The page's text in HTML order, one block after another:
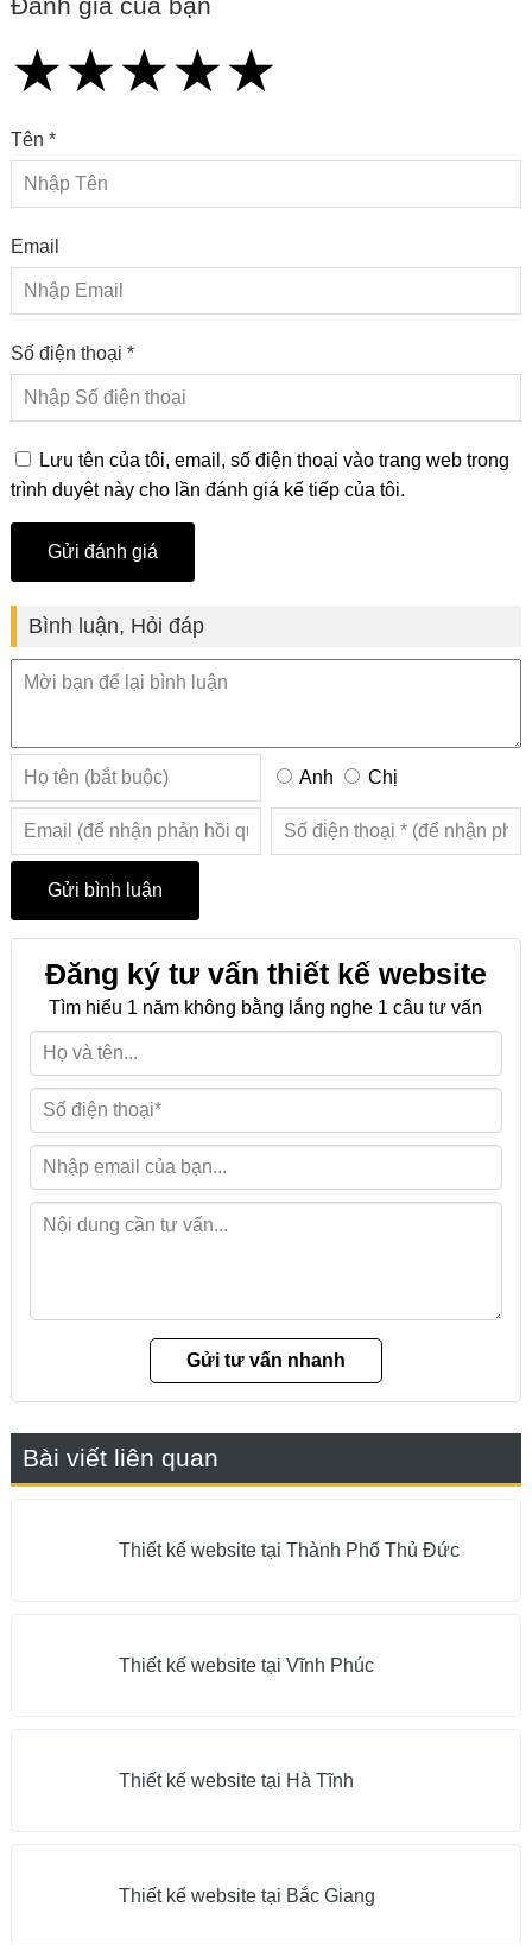
Đánh giá của bạn
★
★★
★★★
★★★★
★★★★★
Tên *
Email
Số điện thoại *
Lưu tên của tôi, email, số điện thoại vào trang web trong
trình duyệt này cho lần đánh giá kế tiếp của tôi.
Bình luận, Hỏi đáp
Anh Chị
Đăng ký tư vấn thiết kế website
Tìm hiểu 1 năm không bằng lắng nghe 1 câu tư vấn
Bài viết liên quan
Thiết kế website tại Thành Phố Thủ Đức
Thiết kế website tại Vĩnh Phúc
Thiết kế website tại Hà Tĩnh
Thiết kế website tại Bắc Giang